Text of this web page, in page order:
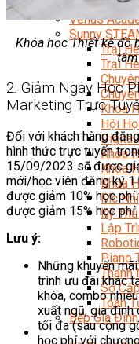
Digital
Venus
Sunny
Trại
Trại
Khóa
Hội
Digital
Khóa
Khóa
Khóa
Mc Nhí
Kỳ
Lập
Piano
Thanh
Sơ
Toán
Bếp Gia Đình
Trung Cấp CET
Khóa học Thiết kế đồ
2. Giảm Ngay Học
Marketing Trực
Đối với khách hàng
hình thức trực tuyến
15/09/2023 sẽ được
mới/học viên đăng ký 1
được giảm 10% học
được giảm 15% học phí.
Lưu ý:
Những khuyến
trình ưu đãi khác
khóa, combo
xuất ngũ, gia đình
tối đa (sau cộng
học phí với